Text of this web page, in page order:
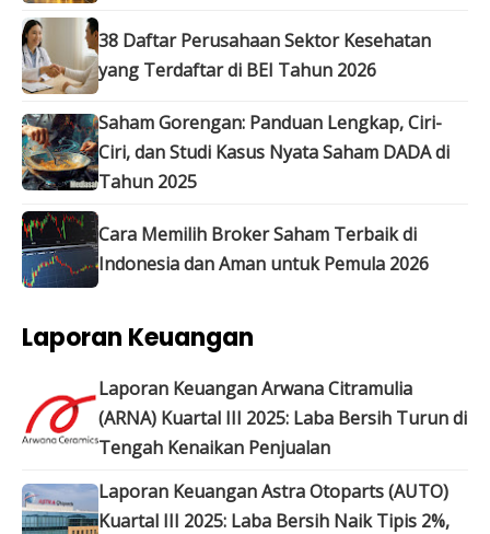
38 Daftar Perusahaan Sektor Kesehatan
yang Terdaftar di BEI Tahun 2026
Saham Gorengan: Panduan Lengkap, Ciri-
Ciri, dan Studi Kasus Nyata Saham DADA di
Tahun 2025
Cara Memilih Broker Saham Terbaik di
Indonesia dan Aman untuk Pemula 2026
Laporan Keuangan
Laporan Keuangan Arwana Citramulia
(ARNA) Kuartal III 2025: Laba Bersih Turun di
Tengah Kenaikan Penjualan
Laporan Keuangan Astra Otoparts (AUTO)
Kuartal III 2025: Laba Bersih Naik Tipis 2%,